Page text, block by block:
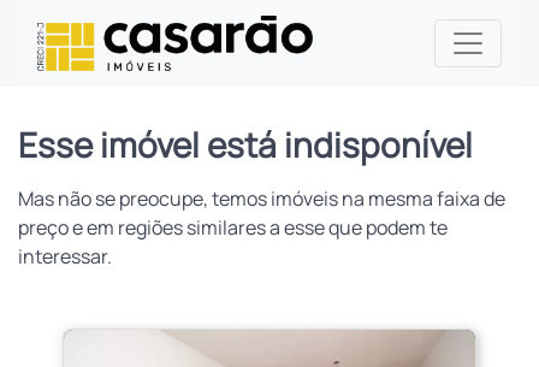
Esse imóvel está indisponível
Mas não se preocupe, temos imóveis na mesma faixa de
preço e em regiões similares a esse que podem te
interessar.